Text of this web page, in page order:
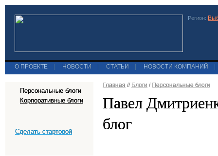
Регион:
О ПРОЕКТЕ НОВОСТИ СТАТЬИ НОВОСТИ КОМПАНИЙ
Персональные блоги
Корпоративные блоги
Сделать стартовой
Главная // Блоги / Персональные блоги
Павел
блог